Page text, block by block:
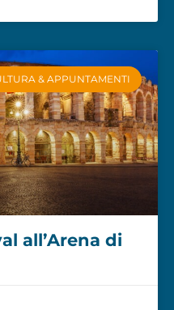
& APPUNTAMENTI
all’Arena di